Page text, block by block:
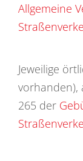
Allgemeine
Jeweilige
vorhanden),
265 der